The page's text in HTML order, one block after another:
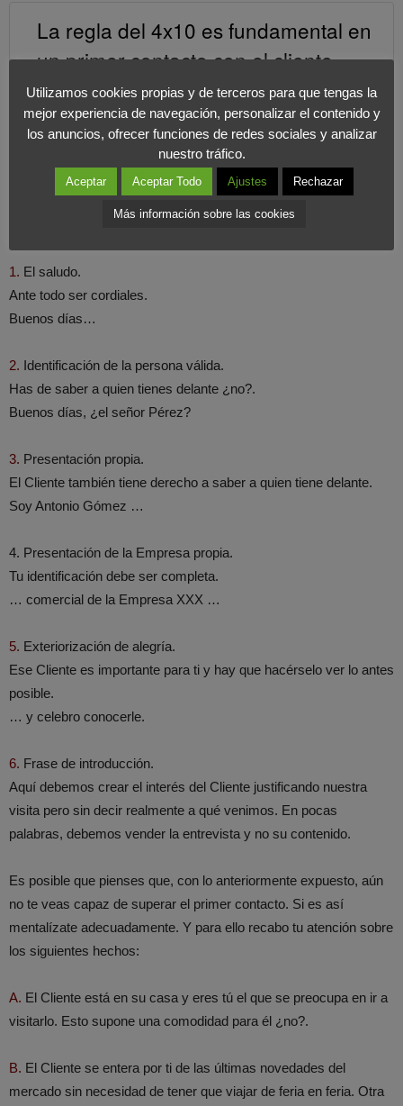
La regla del 4x10 es fundamental en
un primer contacto con el cliente.
COMPARTIR EN X
LA TOMA DE CONTACTO
1. El saludo.
Ante todo ser cordiales.
Buenos días…
2. Identificación de la persona válida.
Has de saber a quien tienes delante ¿no?.
Buenos días, ¿el señor Pérez?
3. Presentación propia.
El Cliente también tiene derecho a saber a quien tiene delante.
Soy Antonio Gómez …
4. Presentación de la Empresa propia.
Tu identificación debe ser completa.
… comercial de la Empresa XXX …
5. Exteriorización de alegría.
Ese Cliente es importante para ti y hay que hacérselo ver lo antes
posible.
… y celebro conocerle.
6. Frase de introducción.
Aquí debemos crear el interés del Cliente justificando nuestra
visita pero sin decir realmente a qué venimos. En pocas
palabras, debemos vender la entrevista y no su contenido.
Es posible que pienses que, con lo anteriormente expuesto, aún
no te veas capaz de superar el primer contacto. Si es así
mentalízate adecuadamente. Y para ello recabo tu atención sobre
los siguientes hechos:
A. El Cliente está en su casa y eres tú el que se preocupa en ir a
visitarlo. Esto supone una comodidad para él ¿no?.
B. El Cliente se entera por ti de las últimas novedades del
mercado sin necesidad de tener que viajar de feria en feria. Otra
Utilizamos cookies propias y de terceros para que tengas la
mejor experiencia de navegación, personalizar el contenido y
los anuncios, ofrecer funciones de redes sociales y analizar
nuestro tráfico.
Aceptar Aceptar Todo Ajustes Rechazar
Más información sobre las cookies